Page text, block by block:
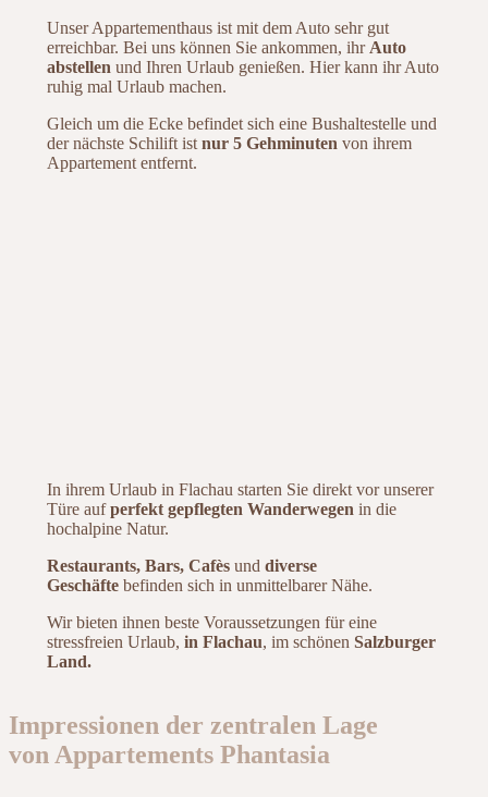
Unser Appartementhaus ist mit dem Auto sehr gut
erreichbar. Bei uns können Sie ankommen, ihr Auto
abstellen und Ihren Urlaub genießen. Hier kann ihr Auto
ruhig mal Urlaub machen.
Gleich um die Ecke befindet sich eine Bushaltestelle und
der nächste Schilift istnur 5 Gehminuten von ihrem
Appartement entfernt.
In ihrem Urlaub in Flachau starten Sie direkt vor unserer
Türe aufperfekt gepflegten Wanderwegen in die
hochalpine Natur.
Restaurants, Bars, Cafèsund diverse
Geschäfte befinden sich in unmittelbarer Nähe.
Wir bieten ihnen beste Voraussetzungen für eine
stressfreien Urlaub, in Flachau, im schönen Salzburger
Land.
Impressionen der zentralen Lage
von Appartements Phantasia